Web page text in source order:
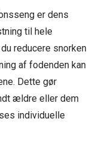
er dens
til hele
reducere snorken
af fodenden kan
Dette gør
ældre eller dem
individuelle